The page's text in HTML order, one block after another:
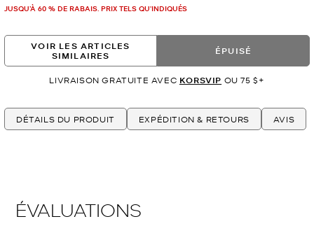
JUSQU’À 60 % DE RABAIS. PRIX TELS QU'INDIQUÉS
VOIR LES ARTICLES
SIMILAIRES
ÉPUISÉ
LIVRAISON GRATUITE AVEC KORSVIP OU 75 $+
DÉTAILS DU PRODUIT EXPÉDITION & RETOURS AVIS